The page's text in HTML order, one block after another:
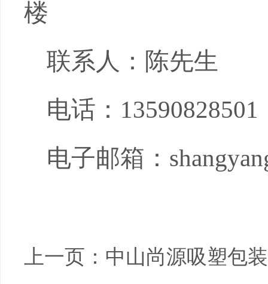
楼
联系人：陈先生
电话： 13590828501
电子邮箱：
上一页： 中山尚源吸塑包